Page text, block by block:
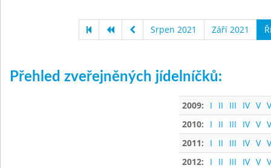
Srpen 2021 Září 2021
Přehled zveřejněných jídelníčků:
2009: I II III IV V
2010:
I II III IV V
2011:
I II III IV V
2012:
I II III IV V